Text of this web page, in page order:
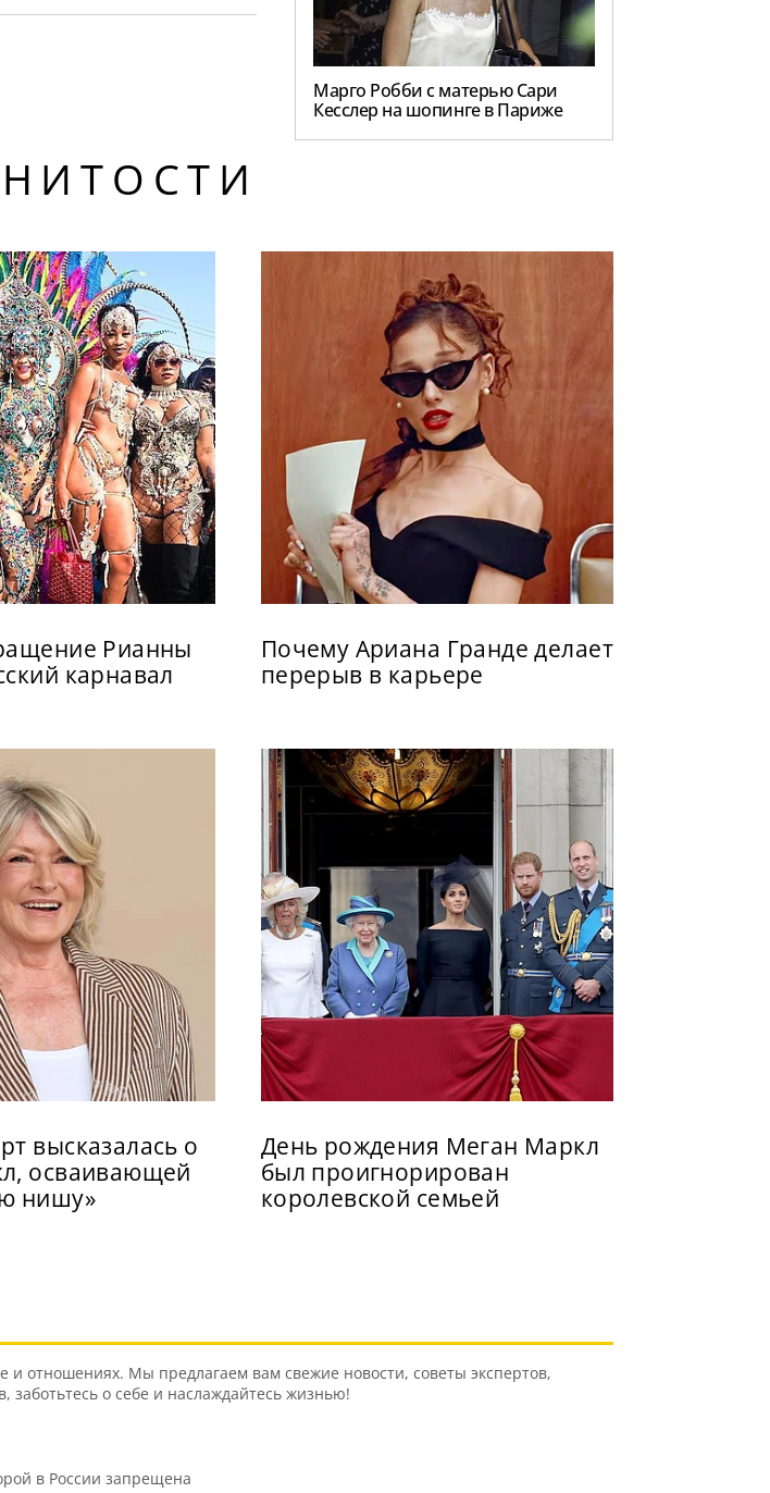
Марго Робби с матерью Сари
Кесслер на шопинге в Париже
Рианны
карнавал
высказалась о
осваивающей
нишу»
Почему Ариана Гранде делает
перерыв в карьере
День рождения Меган Маркл
был проигнорирован
королевской семьей
отношениях. Мы предлагаем вам свежие новости, советы экспертов,
заботьтесь о себе и наслаждайтесь жизнью!
в России запрещена